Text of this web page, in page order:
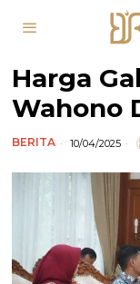
Harga
Wahono
BERITA 10/04/2025